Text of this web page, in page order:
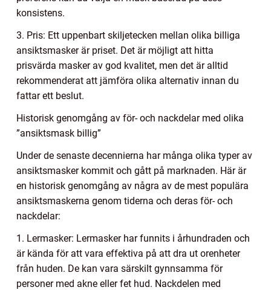
konsistens.
3. Pris: Ett uppenbart skiljetecken mellan olika billiga
ansiktsmasker är priset. Det är möjligt att hitta
prisvärda masker av god kvalitet, men det är alltid
rekommenderat att jämföra olika alternativ innan du
fattar ett beslut.
Historisk genomgång av för- och nackdelar med olika
”ansiktsmask billig”
Under de senaste decennierna har många olika typer av
ansiktsmasker kommit och gått på marknaden. Här är
en historisk genomgång av några av de mest populära
ansiktsmaskerna genom tiderna och deras för- och
nackdelar:
1. Lermasker: Lermasker har funnits i århundraden och
är kända för att vara effektiva på att dra ut orenheter
från huden. De kan vara särskilt gynnsamma för
personer med akne eller fet hud. Nackdelen med